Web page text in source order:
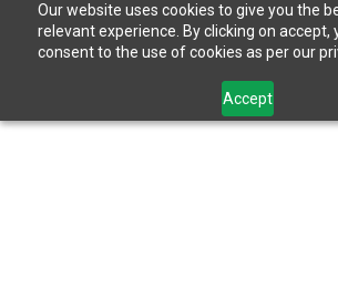
Our website uses cookies to give you the
relevant experience. By clicking on accept,
consent to the use of cookies as per our
Accept